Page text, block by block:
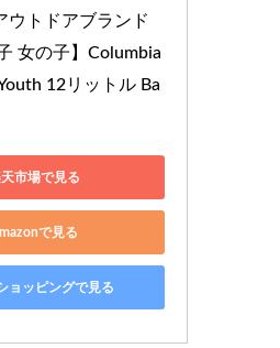
ウトドアブランド
女の子】Columbia
12リットル Ba
市場で見る
で見る
ョッピングで見る